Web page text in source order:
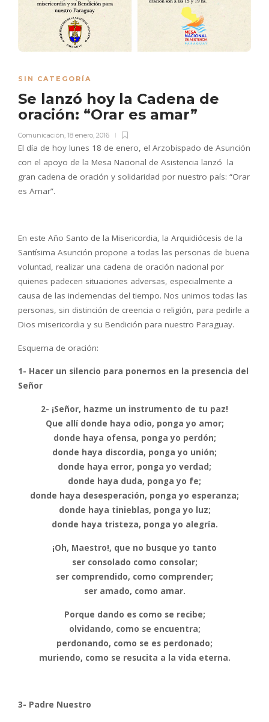
SIN CATEGORÍA
Se lanzó hoy la Cadena de
oración: “Orar es amar”
Comunicación, 18 enero, 2016
El día de hoy lunes 18 de enero, el Arzobispado de Asunción
con el apoyo de la Mesa Nacional de Asistencia lanzó la
gran cadena de oración y solidaridad por nuestro país: “Orar
es Amar”.
En este Año Santo de la Misericordia, la Arquidiócesis de la
Santísima Asunción propone a todas las personas de buena
voluntad, realizar una cadena de oración nacional por
quienes padecen situaciones adversas, especialmente a
causa de las inclemencias del tiempo. Nos unimos todas las
personas, sin distinción de creencia o religión, para pedirle a
Dios misericordia y su Bendición para nuestro Paraguay.
Esquema de oración:
1- Hacer un silencio para ponernos en la presencia del
Señor
2- ¡Señor, hazme un instrumento de tu paz!
Que allí donde haya odio, ponga yo amor;
donde haya ofensa, ponga yo perdón;
donde haya discordia, ponga yo unión;
donde haya error, ponga yo verdad;
donde haya duda, ponga yo fe;
donde haya desesperación, ponga yo esperanza;
donde haya tinieblas, ponga yo luz;
donde haya tristeza, ponga yo alegría.
¡Oh, Maestro!, que no busque yo tanto
ser consolado como consolar;
ser comprendido, como comprender;
ser amado, como amar.
Porque dando es como se recibe;
olvidando, como se encuentra;
perdonando, como se es perdonado;
muriendo, como se resucita a la vida eterna.
3- Padre Nuestro